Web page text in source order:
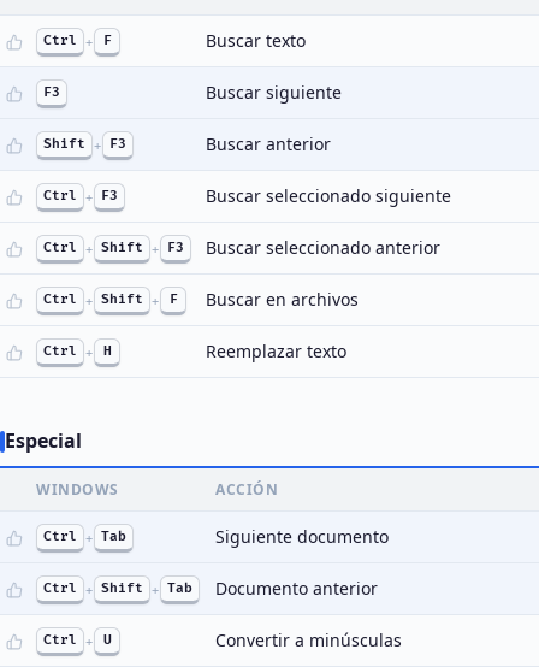
Ctrl + F Buscar texto
F3 Buscar siguiente
Shift + F3 Buscar anterior
Ctrl + F3 Buscar seleccionado siguiente
Ctrl + Shift + F3 Buscar seleccionado anterior
Ctrl + Shift + F Buscar en archivos
Ctrl + H Reemplazar texto
Especial
WINDOWS ACCIÓN
Ctrl + Tab Siguiente documento
Ctrl + Shift + Tab Documento anterior
Ctrl + U Convertir a minúsculas